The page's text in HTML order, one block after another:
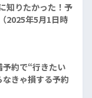
知りたかった！予
2025年5月1日時
予約で“行きたい
きゃ損する予約